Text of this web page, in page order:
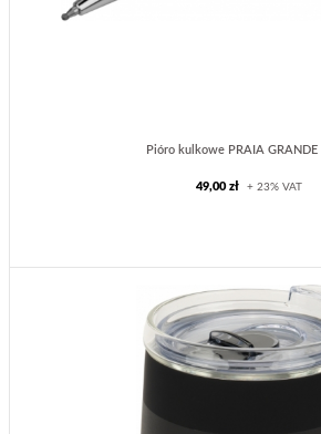
Pióro kulkowe PRAIA GRANDE
49,00 zł + 23% VAT